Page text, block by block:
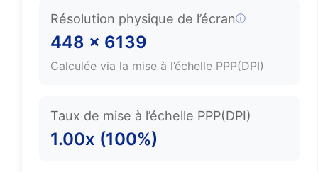
Résolution physique de l’écranⓘ
448 × 6139
Calculée via la mise à l’échelle PPP(DPI)
Taux de mise à l’échelle PPP(DPI)
1.00x (100%)